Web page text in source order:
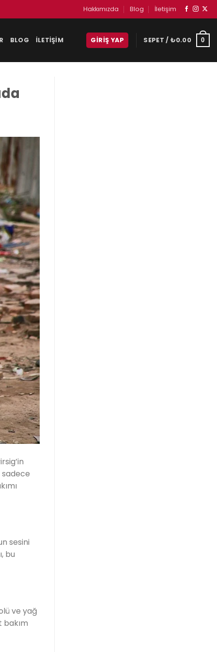
Hakkımızda Blog İletişim
BLOG İLETIŞIM GIRIŞ YAP SEPET / ₺0.00 0
sadece
sesini
bu
ve yağ